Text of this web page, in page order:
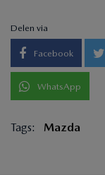
Delen via
Facebook
WhatsApp
Tags: Mazda